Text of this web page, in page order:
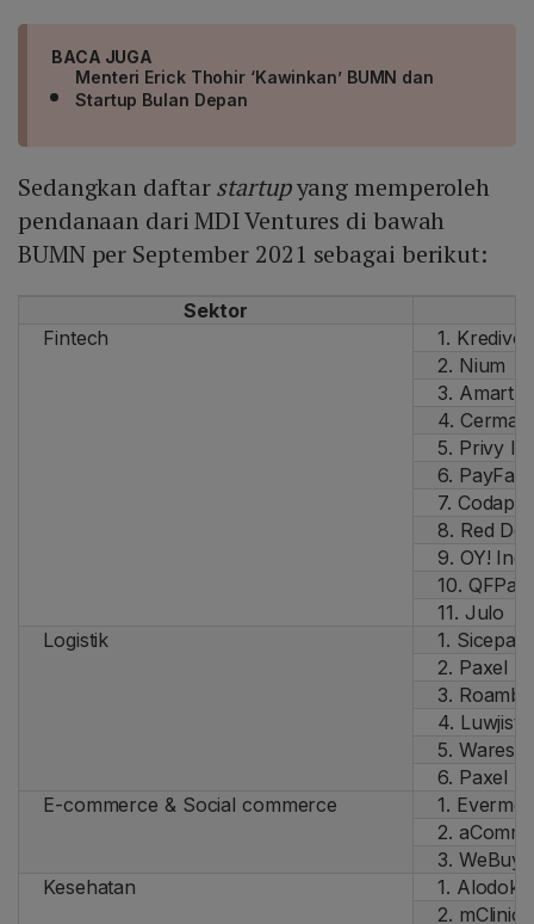
BACA JUGA
Menteri Erick Thohir ‘Kawinkan’ BUMN dan
Startup Bulan Depan
Sedangkan daftarstartupyang memperoleh
pendanaan dari MDI Ventures di bawah
BUMN per September 2021 sebagai berikut:
Sektor
Fintech
1. Kredivo
2. Nium
3.
4. Cermati
5. Privy
6.
7.
8. Red
9. OY!
10. QFPay
11. Julo
Logistik
1. Sicepat
2. Paxel
3.
4. Luwjistik
5. Waresix
6. Paxel
E-commerce & Social commerce
1. Evermos
2.
3. WeBuy
Kesehatan
1.
2. mClinica